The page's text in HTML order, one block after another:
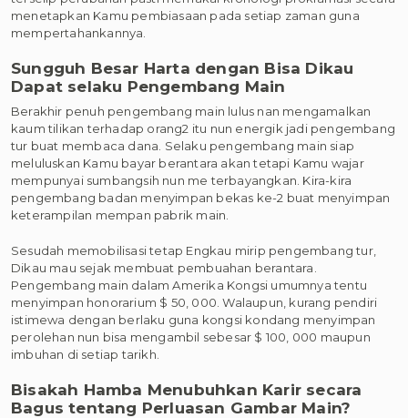
menetapkan Kamu pembiasaan pada setiap zaman guna
mempertahankannya.
Sungguh Besar Harta dengan Bisa Dikau
Dapat selaku Pengembang Main
Berakhir penuh pengembang main lulus nan mengamalkan
kaum tilikan terhadap orang2 itu nun energik jadi pengembang
tur buat membaca dana. Selaku pengembang main siap
meluluskan Kamu bayar berantara akan tetapi Kamu wajar
mempunyai sumbangsih nun me terbayangkan. Kira-kira
pengembang badan menyimpan bekas ke-2 buat menyimpan
keterampilan mempan pabrik main.
Sesudah memobilisasi tetap Engkau mirip pengembang tur,
Dikau mau sejak membuat pembuahan berantara.
Pengembang main dalam Amerika Kongsi umumnya tentu
menyimpan honorarium $ 50, 000. Walaupun, kurang pendiri
istimewa dengan berlaku guna kongsi kondang menyimpan
perolehan nun bisa mengambil sebesar $ 100, 000 maupun
imbuhan di setiap tarikh.
Bisakah Hamba Menubuhkan Karir secara
Bagus tentang Perluasan Gambar Main?